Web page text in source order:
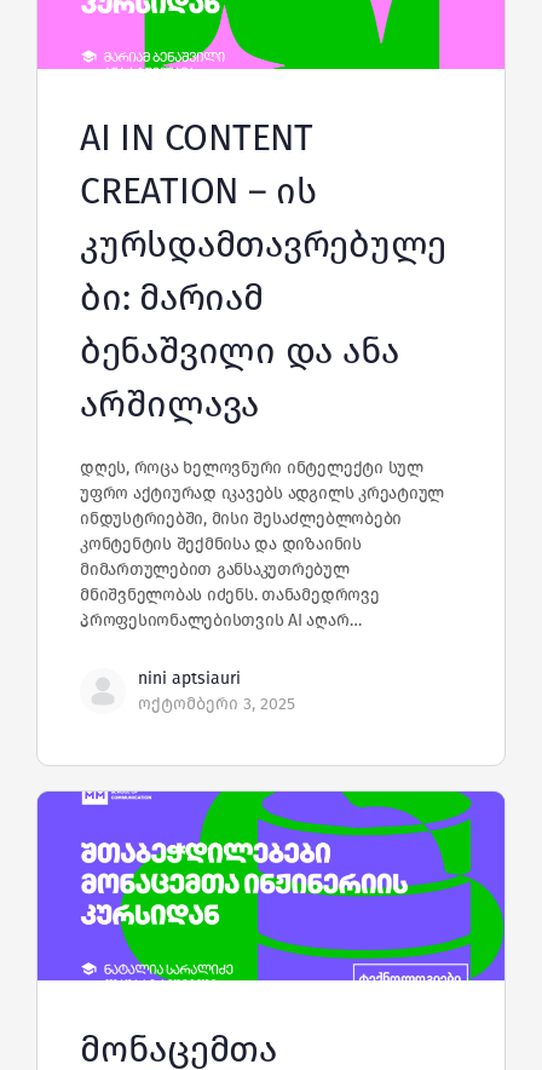
AI IN CONTENT
CREATION – ის
კურსდამთავრებულე
ბი: მარიამ
ბენაშვილი და ანა
არშილავა
დღეს, როცა ხელოვნური ინტელექტი სულ
უფრო აქტიურად იკავებს ადგილს კრეატიულ
ინდუსტრიებში, მისი შესაძლებლობები
კონტენტის შექმნისა და დიზაინის
მიმართულებით განსაკუთრებულ
მნიშვნელობას იძენს. თანამედროვე
პროფესიონალებისთვის AI აღარ…
nini aptsiauri
ოქტომბერი 3, 2025
მონაცემთა